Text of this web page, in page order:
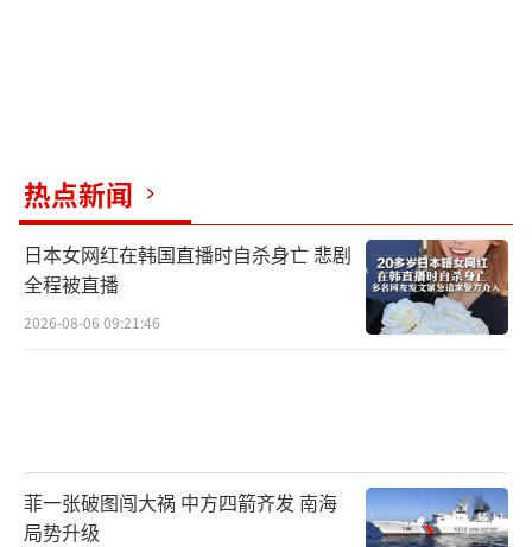
热点新闻
日本女网红在韩国直播时自杀身亡 悲剧
全程被直播
2026-08-06 09:21:46
菲一张破图闯大祸 中方四箭齐发 南海
局势升级